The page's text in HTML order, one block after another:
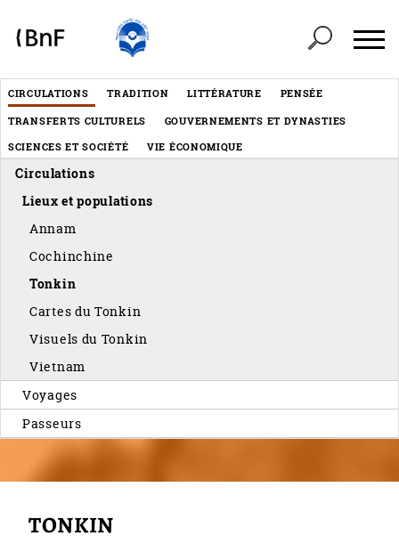
Menu
éditorial
CIRCULATIONS TRADITION LITTÉRATURE PENSÉE
TRANSFERTS CULTURELS
GOUVERNEMENTS ET DYNASTIES
SCIENCES ET SOCIÉTÉ
VIE ÉCONOMIQUE
Circulations
Lieux et populations
Annam
Cochinchine
Tonkin
Cartes du Tonkin
Visuels du Tonkin
Vietnam
Voyages
Passeurs
TONKIN